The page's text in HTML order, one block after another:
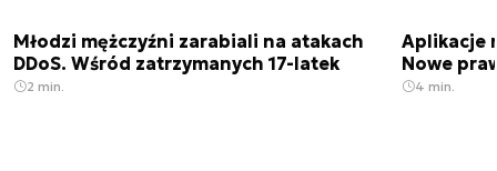
Młodzi mężczyźni zarabiali na atakach
DDoS. Wśród zatrzymanych 17-latek
2 min.
Aplikacje
Nowe
4 min.